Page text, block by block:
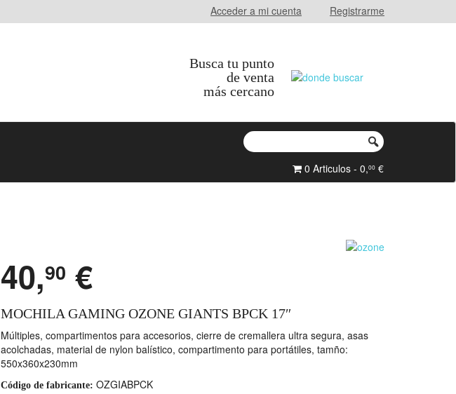
Acceder a mi cuenta Registrarme
Busca tu punto
de venta
más cercano
0 Articulos - 0,00 €
40,90 €
MOCHILA GAMING OZONE GIANTS BPCK 17″
Múltiples, compartimentos para accesorios, cierre de cremallera ultra segura, asas
acolchadas, material de nylon balístico, compartimento para portátiles, tamño:
550x360x230mm
Código de fabricante: OZGIABPCK